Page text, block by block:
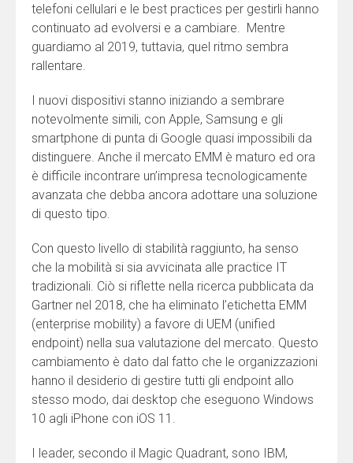
telefoni cellulari e le best practices per gestirli hanno
continuato ad evolversi e a cambiare. Mentre
guardiamo al 2019, tuttavia, quel ritmo sembra
rallentare.
I nuovi dispositivi stanno iniziando a sembrare
notevolmente simili, con Apple, Samsung e gli
smartphone di punta di Google quasi impossibili da
distinguere. Anche il mercato EMM è maturo ed ora
è difficile incontrare un’impresa tecnologicamente
avanzata che debba ancora adottare una soluzione
di questo tipo.
Con questo livello di stabilità raggiunto, ha senso
che la mobilità si sia avvicinata alle practice IT
tradizionali. Ciò si riflette nella ricerca pubblicata da
Gartner nel 2018, che ha eliminato l’etichetta EMM
(enterprise mobility) a favore di UEM (unified
endpoint) nella sua valutazione del mercato. Questo
cambiamento è dato dal fatto che le organizzazioni
hanno il desiderio di gestire tutti gli endpoint allo
stesso modo, dai desktop che eseguono Windows
10 agli iPhone con iOS 11.
I leader, secondo il Magic Quadrant, sono IBM,